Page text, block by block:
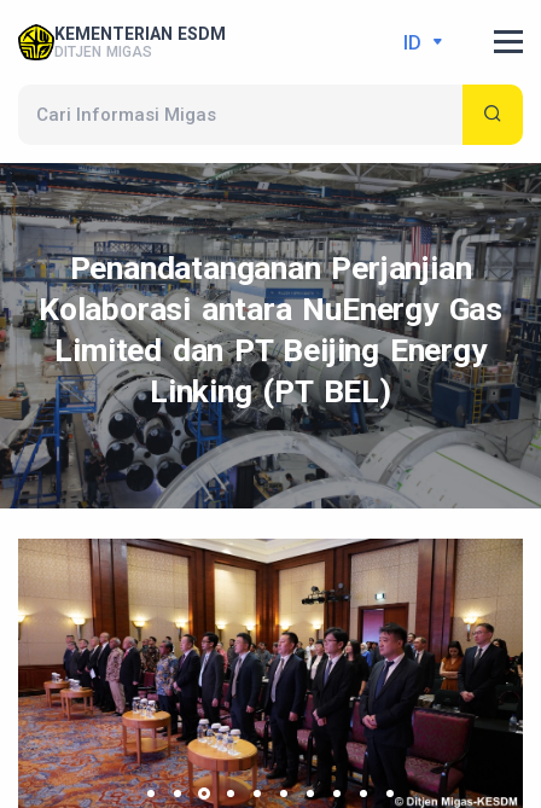
KEMENTERIAN ESDM
DITJEN MIGAS ID
Penandatanganan Perjanjian
Kolaborasi antara NuEnergy Gas
Limited dan PT Beijing Energy
Linking (PT BEL)